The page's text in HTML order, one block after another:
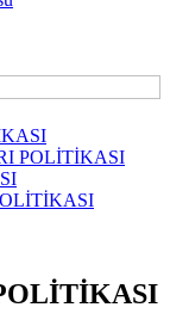
POLİTİKASI